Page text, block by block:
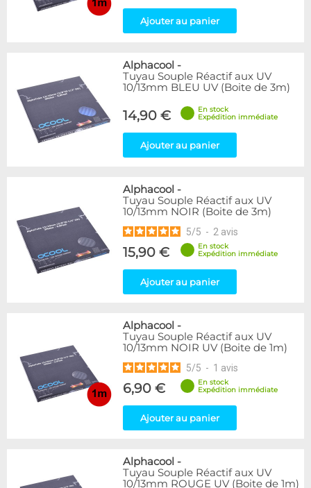
Ajouter au panier
Alphacool -
Tuyau Souple Réactif aux UV
10/13mm BLEU UV (Boite de 3m)
14,90 €
En stock
Expédition immédiate
Ajouter au panier
Alphacool -
Tuyau Souple Réactif aux UV
10/13mm NOIR (Boite de 3m)
5/5 - 2 avis
15,90 €
En stock
Expédition immédiate
Ajouter au panier
Alphacool -
Tuyau Souple Réactif aux UV
10/13mm NOIR UV (Boite de 1m)
5/5 - 1 avis
6,90 €
En stock
Expédition immédiate
Ajouter au panier
Alphacool -
Tuyau Souple Réactif aux UV
10/13mm ROUGE UV (Boite de 1m)